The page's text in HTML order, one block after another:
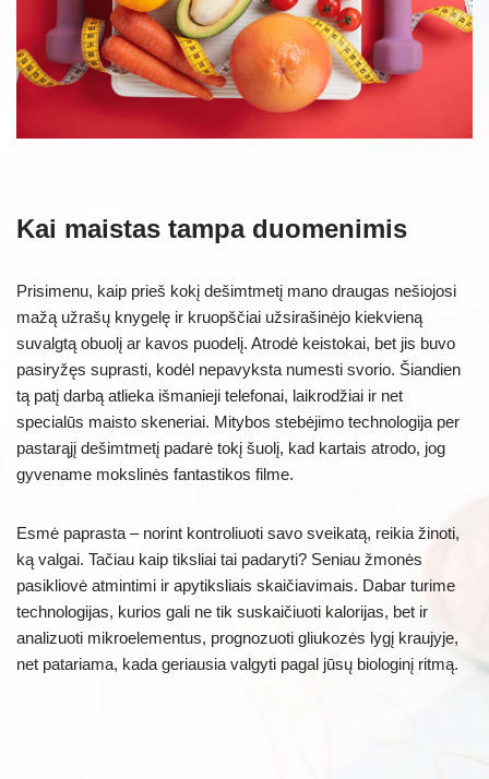
Kai maistas tampa duomenimis
Prisimenu, kaip prieš kokį dešimtmetį mano draugas nešiojosi
mažą užrašų knygelę ir kruopščiai užsirašinėjo kiekvieną
suvalgtą obuolį ar kavos puodelį. Atrodė keistokai, bet jis buvo
pasiryžęs suprasti, kodėl nepavyksta numesti svorio. Šiandien
tą patį darbą atlieka išmanieji telefonai, laikrodžiai ir net
specialūs maisto skeneriai. Mitybos stebėjimo technologija per
pastarąjį dešimtmetį padarė tokį šuolį, kad kartais atrodo, jog
gyvename mokslinės fantastikos filme.
Esmė paprasta – norint kontroliuoti savo sveikatą, reikia žinoti,
ką valgai. Tačiau kaip tiksliai tai padaryti? Seniau žmonės
pasikliovė atmintimi ir apytiksliais skaičiavimais. Dabar turime
technologijas, kurios gali ne tik suskaičiuoti kalorijas, bet ir
analizuoti mikroelementus, prognozuoti gliukozės lygį kraujyje,
net patariama, kada geriausia valgyti pagal jūsų biologinį ritmą.